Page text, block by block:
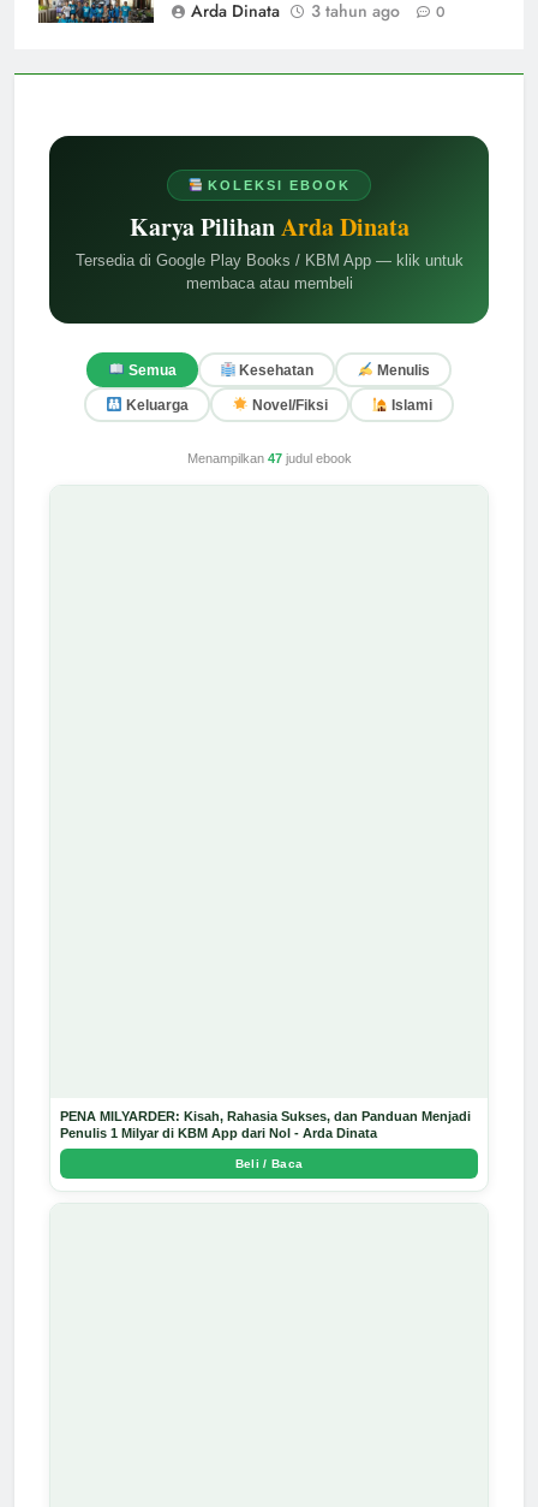
KOLEKSI EBOOK
Karya PilihanArda Dinata
Tersedia di Google Play Books / KBM App — klik untuk
membaca atau membeli
Semua Kesehatan Menulis
Keluarga Novel/Fiksi Islami
Menampilkan 47judul ebook
PENA MILYARDER: Kisah, Rahasia Sukses, dan Panduan Menjadi
Penulis 1 Milyar di KBM App dari Nol - Arda Dinata
Beli / Baca
Arda Dinata
3 tahun ago 0